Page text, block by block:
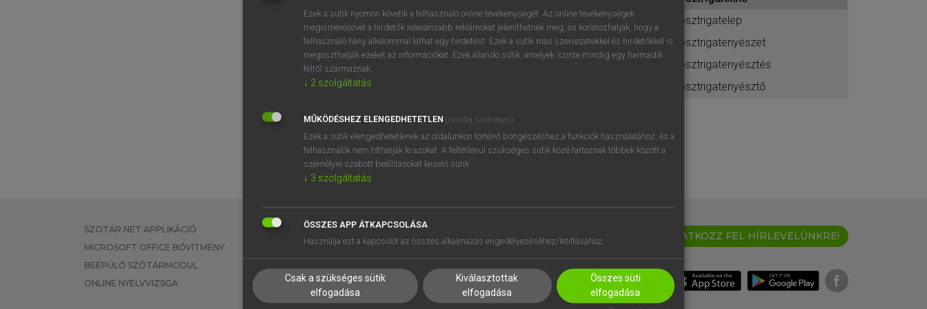
BELÉPÉS
próbaverziójának elindításához
regisztrálok ésbelépek.
REGISZTRÁCIÓ
osztrigatelep
osztrigatenyészet
osztrigatenyésztés
osztrigatenyésztő
SZOTAR.NET APPLIKÁCIÓ
MICROSOFT OFFICE BŐVÍTMÉNY
BEÉPÜLŐ SZÓTÁRMODUL
ONLINE NYELVVIZSGA
EGYÉNI FELHASZNÁLÓKNAK
TANULÓKNAK
VÁLLALATI MEGOLDÁSOK
SÚGÓ
RÓLUNK
SÜTI BEÁLLÍTÁSOK
IRATKOZZ FEL HÍRLEVELÜNKRE!
Ezek a sütik nyomon követik a felhasználó online tevékenységét. Az online tevékenységek
megismerésével a hirdetők relevánsabb reklámokat jeleníthetnek meg, és korlátozhatják, hogy a
felhasználó hány alkalommal láthat egy hirdetést. Ezek a sütik más szervezetekkel és hirdetőkkel is
megoszthatják ezeket az információkat. Ezek állandó sütik, amelyek szinte mindig egy harmadik
féltől származnak.
↓ 2 szolgáltatás
MŰKÖDÉSHEZ ELENGEDHETETLEN (mindig szükséges)
Ezek a sütik elengedhetetlenek az oldalunkon történő böngészéshez,a funkciók használatához, és a
felhasználók nem tilthatják le azokat. A feltétlenül szükséges sütik közé tartoznak többek között a
személyre szabott beállításokat kezelő sütik.
↓ 3 szolgáltatás
ÖSSZES APP ÁTKAPCSOLÁSA
Használja ezt a kapcsolót az összes alkalmazás engedélyezéséhez/letiltásához.
Csak a szükséges sütik
elfogadása
Kiválasztottak
elfogadása
Összes süti
elfogadása